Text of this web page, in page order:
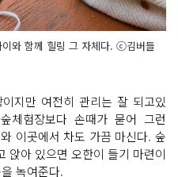
와 함께 힐링 그 자체다. ⓒ김버들
지만 여전히 관리는 잘 되고있
체험장보다 손때가 묻어 그런
이곳에서 차도 가끔 마신다. 숲
앉아 있으면 오한이 들기 마련이
녹여준다.